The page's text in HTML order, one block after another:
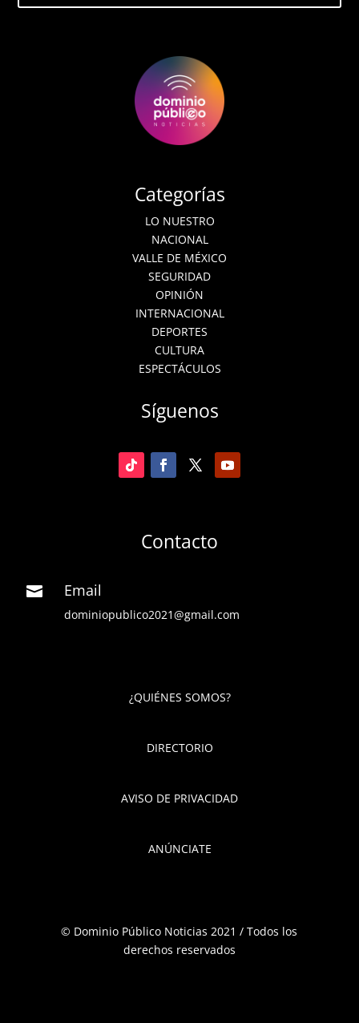
Categorías
LO NUESTRO
NACIONAL
VALLE DE MÉXICO
SEGURIDAD
OPINIÓN
INTERNACIONAL
DEPORTES
CULTURA
ESPECTÁCULOS
Síguenos
Contacto
 Email
dominiopublico2021@gmail.com
¿QUIÉNES SOMOS?
DIRECTORIO
AVISO DE PRIVACIDAD
ANÚNCIATE
© Dominio Público Noticias 2021 / Todos los
derechos reservados